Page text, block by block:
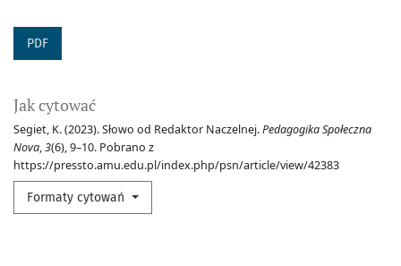
PDF
Jak cytować
Segiet, K. (2023). Słowo od Redaktor Naczelnej.Pedagogika Społeczna
Nova,3(6), 9–10. Pobrano z
https://pressto.amu.edu.pl/index.php/psn/article/view/42383
Formaty cytowań